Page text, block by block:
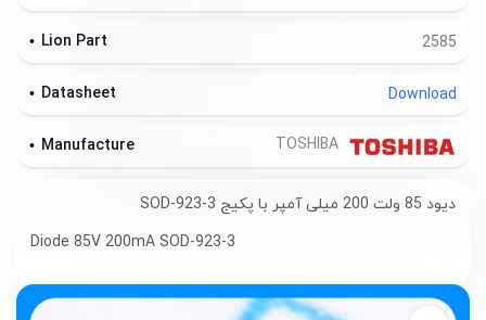
2585
Lion Part
Download
Datasheet
Manufacture
دیود 85 ولت 200 میلی آمپر با پکیج SOD-923-3
Diode 85V 200mA SOD-923-3